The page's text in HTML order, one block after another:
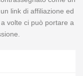
link di affiliazione ed
volte ci può portare a